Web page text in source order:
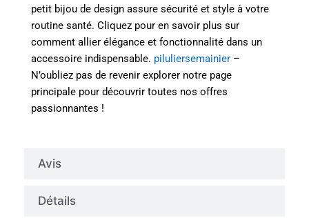
Avis
Détails
petit bijou de design assure sécurité et style à votre
routine santé. Cliquez pour en savoir plus sur
comment allier élégance et fonctionnalité dans un
accessoire indispensable. piluliersemainier –
N’oubliez pas de revenir explorer notre page
principale pour découvrir toutes nos offres
passionnantes !